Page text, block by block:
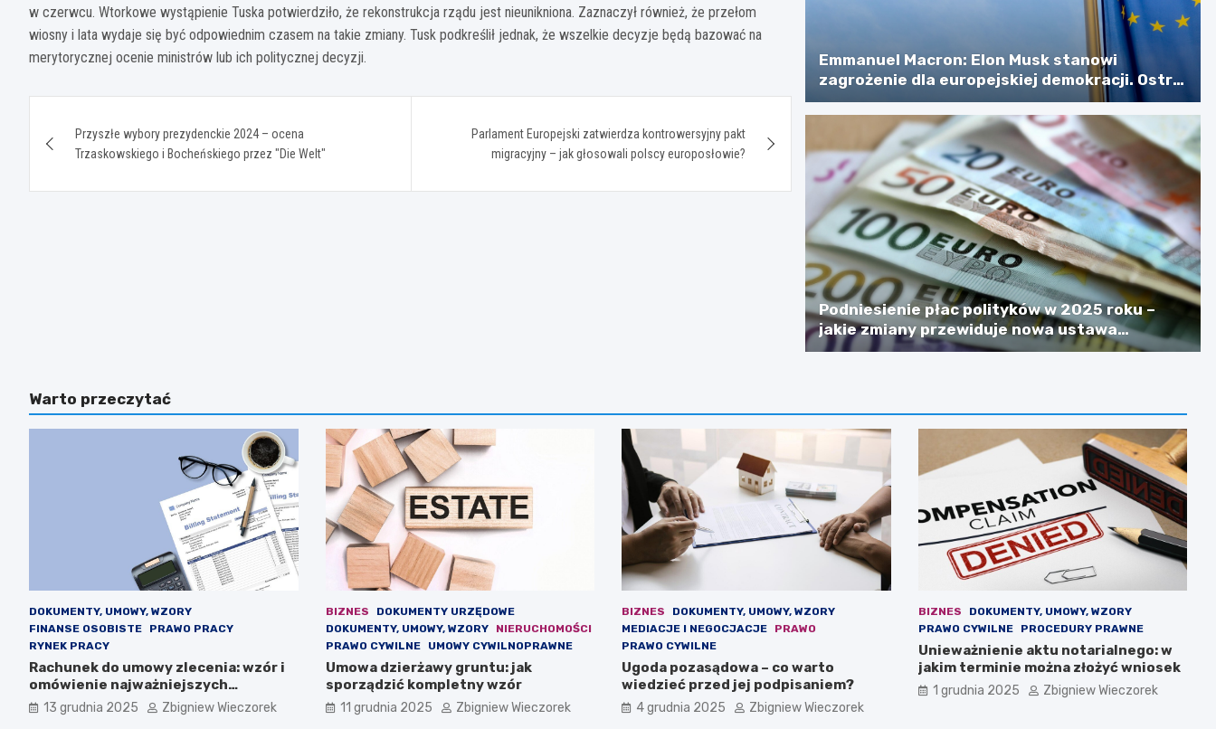
w czerwcu. Wtorkowe wystąpienie Tuska potwierdziło, że rekonstrukcja rządu jest nieunikniona. Zaznaczył również, że przełom
wiosny i lata wydaje się być odpowiednim czasem na takie zmiany. Tusk podkreślił jednak, że wszelkie decyzje będą bazować na
merytorycznej ocenie ministrów lub ich politycznej decyzji.
wpisuPrzyszłe wybory prezydenckie 2024 – ocena
Trzaskowskiego i Bocheńskiego przez "Die Welt"
Parlament Europejski zatwierdza kontrowersyjny pakt
migracyjny – jak głosowali polscy europosłowie?
Emmanuel Macron: Elon Musk stanowi
zagrożenie dla europejskiej demokracji. Ostra
retoryka na zebraniu ambasadorów
Podniesienie płac polityków w 2025 roku –
jakie zmiany przewiduje nowa ustawa
budżetowa?
Warto przeczytać
DOKUMENTY, UMOWY, WZORY
FINANSE OSOBISTE
PRAWO PRACY
RYNEK PRACY
Rachunek do umowy zlecenia: wzór i
omówienie najważniejszych
elementów
13 grudnia 2025 Zbigniew Wieczorek
BIZNES
DOKUMENTY URZĘDOWE
DOKUMENTY, UMOWY, WZORY
NIERUCHOMOŚCI
PRAWO CYWILNE
UMOWY CYWILNOPRAWNE
Umowa dzierżawy gruntu: jak
sporządzić kompletny wzór
11 grudnia 2025 Zbigniew Wieczorek
BIZNES
DOKUMENTY, UMOWY, WZORY
MEDIACJE I NEGOCJACJE
PRAWO
PRAWO CYWILNE
Ugoda pozasądowa – co warto
wiedzieć przed jej podpisaniem?
4 grudnia 2025 Zbigniew Wieczorek
BIZNES
DOKUMENTY, UMOWY, WZORY
PRAWO CYWILNE
PROCEDURY PRAWNE
Unieważnienie aktu notarialnego: w
jakim terminie można złożyć wniosek
1 grudnia 2025 Zbigniew Wieczorek